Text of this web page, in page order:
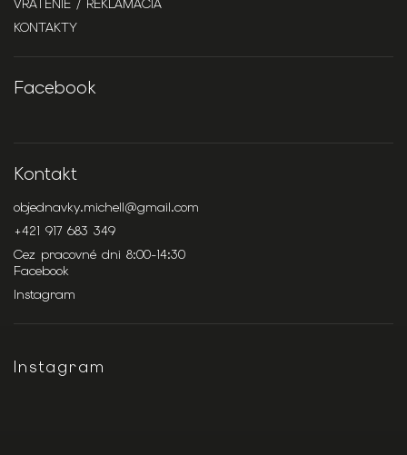
VRÁTENIE / REKLAMÁCIA
KONTAKTY
Facebook
Kontakt
objednavky.michell@gmail.com
+421 917 683 349
Cez pracovné dni 8:00-14:30
Facebook
Instagram
Instagram